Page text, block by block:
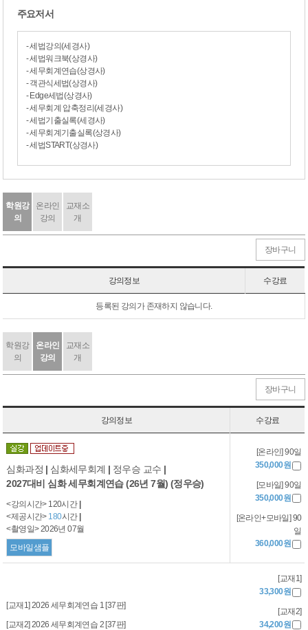
- (사)한국세무학회 세무학연구 편집위원, 부학회장
- 국세청 국세공무원교육원 및 인트라넷 세법 강사
- 아주대학교 경영대학 및 경영대학원 겸임교수
- 서강대학교 경영대학 및 경영전문대학원 강사
- 위너스경영아카데미(주) 대표이사
- 나무경영아카데미 세법/세무회계 강사
주요저서
- 세법강의(세경사)
- 세법워크북(상경사)
- 세무회계연습(상경사)
- 객관식세법(상경사)
- Edge세법(상경사)
- 세무회계 압축정리(세경사)
- 세법기출실록(세경사)
- 세무회계기출실록(상경사)
- 세법START(상경사)
학원강
의
온라인
강의
교재소
개
장바구니
강의정보 수강료
등록된 강의가 존재하지 않습니다.
학원강
의
온라인
강의
교재소
개
장바구니
강의정보 수강료
심화과정 | 심화세무회계 | 정우승 교수 |
2027대비 심화 세무회계연습 (26년 7월) (정우승)
<강의시간> 120시간 |
<제공시간> 180시간 |
<촬영일> 2026년 07월
모바일샘플
[온라인] 90일
350,000원
[모바일] 90일
350,000원
[온라인+모바일] 90
일
360,000원
[교재1] 2026 세무회계연습 1 [37판]
[교재2] 2026 세무회계연습 2 [37판]
[교재1]
33,300원
[교재2]
34,200원